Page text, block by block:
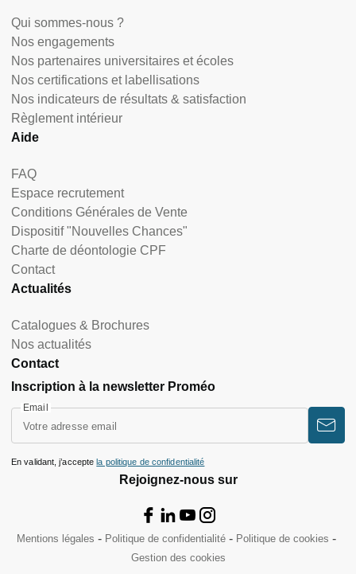
Qui sommes-nous ?
Nos engagements
Nos partenaires universitaires et écoles
Nos certifications et labellisations
Nos indicateurs de résultats & satisfaction
Règlement intérieur
Aide
FAQ
Espace recrutement
Conditions Générales de Vente
Dispositif "Nouvelles Chances"
Charte de déontologie CPF
Contact
Actualités
Catalogues & Brochures
Nos actualités
Contact
Rejoignez-nous sur
Inscription à la newsletter Proméo
Email
En validant, j’accepte la politique de confidentialité
Mentions légales Politique de confidentialité
Politique de cookies
Gestion des cookies